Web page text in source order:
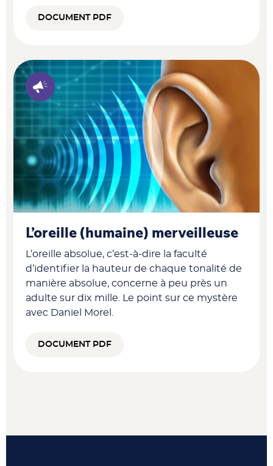
DOCUMENT PDF
L’oreille (humaine) merveilleuse
L’oreille absolue, c’est-à-dire la faculté
d’identifier la hauteur de chaque tonalité de
manière absolue, concerne à peu près un
adulte sur dix mille. Le point sur ce mystère
avec Daniel Morel.
DOCUMENT PDF